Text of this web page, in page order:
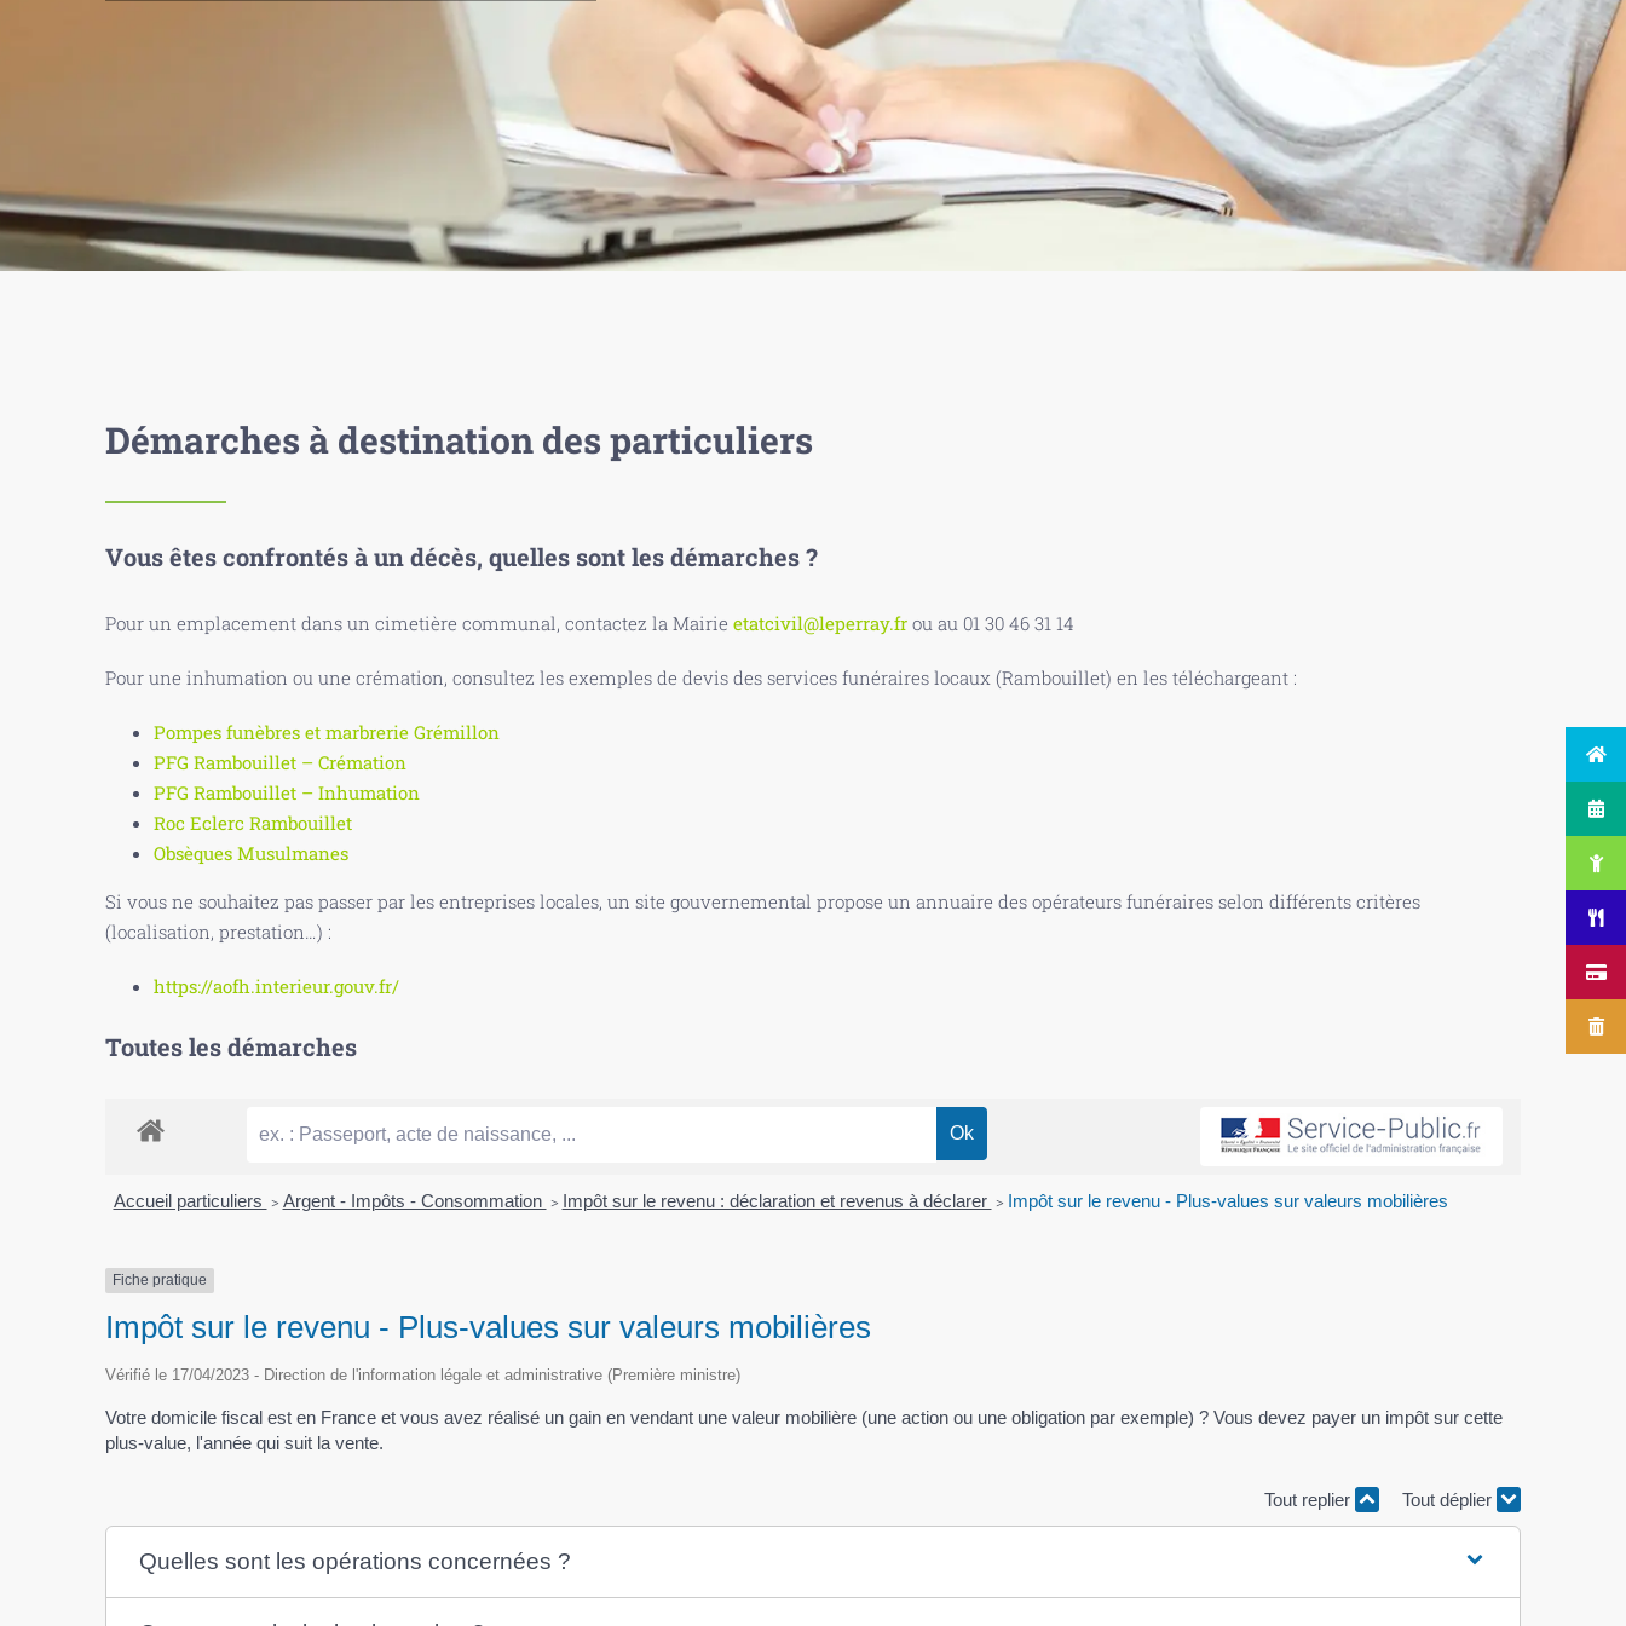
Démarches à destination des particuliers
Vous êtes confrontés à un décès, quelles sont les démarches ?
Pour un emplacement dans un cimetière communal, contactez la Mairie etatcivil@leperray.fr ou au 01 30 46 31 14
Pour une inhumation ou une crémation, consultez les exemples de devis des services funéraires locaux (Rambouillet) en les téléchargeant :
Pompes funèbres et marbrerie Grémillon
PFG Rambouillet – Crémation
PFG Rambouillet – Inhumation
Roc Eclerc Rambouillet
Obsèques Musulmanes
Si vous ne souhaitez pas passer par les entreprises locales, un site gouvernemental propose un annuaire des opérateurs funéraires selon différents critères
(localisation, prestation…) :
https://aofh.interieur.gouv.fr/
Toutes les démarches
Accueil particuliers > Argent - Impôts - Consommation > Impôt sur le revenu : déclaration et revenus à déclarer > Impôt sur le revenu - Plus-values sur valeurs mobilières
Fiche pratique
Impôt sur le revenu - Plus-values sur valeurs mobilières
Vérifié le 17/04/2023 - Direction de l'information légale et administrative (Première ministre)
Votre domicile fiscal est en France et vous avez réalisé un gain en vendant une valeur mobilière (une action ou une obligation par exemple) ? Vous devez payer un impôt sur cette
plus-value, l'année qui suit la vente.
Tout replier Tout déplier
Quelles sont les opérations concernées ?